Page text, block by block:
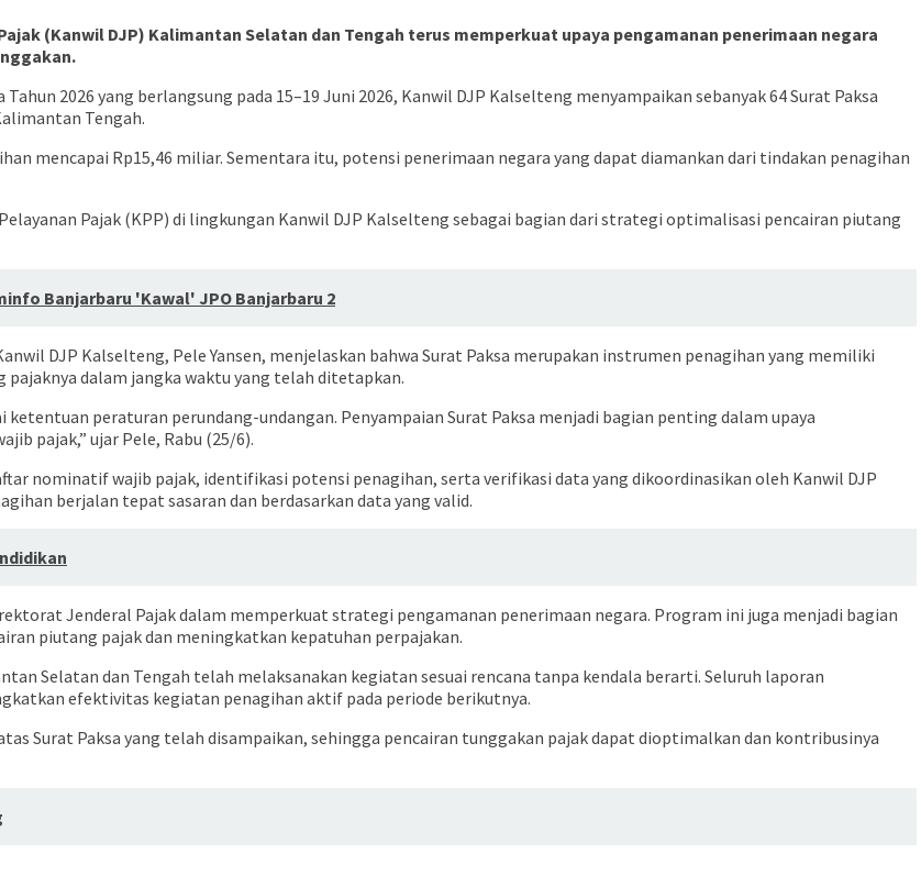
(Kanwil DJP) Kalimantan Selatan dan Tengah terus memperkuat upaya pengamanan penerimaan negara
2026 yang berlangsung pada 15–19 Juni 2026, Kanwil DJP Kalselteng menyampaikan sebanyak 64 Surat Paksa
Tengah.
mencapai Rp15,46 miliar. Sementara itu, potensi penerimaan negara yang dapat diamankan dari tindakan penagihan
Pajak (KPP) di lingkungan Kanwil DJP Kalselteng sebagai bagian dari strategi optimalisasi pencairan piutang
Banjarbaru 'Kawal' JPO Banjarbaru 2
DJP Kalselteng, Pele Yansen, menjelaskan bahwa Surat Paksa merupakan instrumen penagihan yang memiliki
dalam jangka waktu yang telah ditetapkan.
peraturan perundang-undangan. Penyampaian Surat Paksa menjadi bagian penting dalam upaya
pajak,” ujar Pele, Rabu (25/6).
nominatif wajib pajak, identifikasi potensi penagihan, serta verifikasi data yang dikoordinasikan oleh Kanwil DJP
berjalan tepat sasaran dan berdasarkan data yang valid.
Jenderal Pajak dalam memperkuat strategi pengamanan penerimaan negara. Program ini juga menjadi bagian
piutang pajak dan meningkatkan kepatuhan perpajakan.
Selatan dan Tengah telah melaksanakan kegiatan sesuai rencana tanpa kendala berarti. Seluruh laporan
efektivitas kegiatan penagihan aktif pada periode berikutnya.
Surat Paksa yang telah disampaikan, sehingga pencairan tunggakan pajak dapat dioptimalkan dan kontribusinya